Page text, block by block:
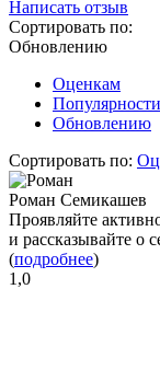
Написать отзыв
Сортировать по:
Обновлению
Оценкам
Популярности
Обновлению
Сортировать по:
Роман Семикашев
Проявляйте
и рассказывайте о
(подробнее)
1,0